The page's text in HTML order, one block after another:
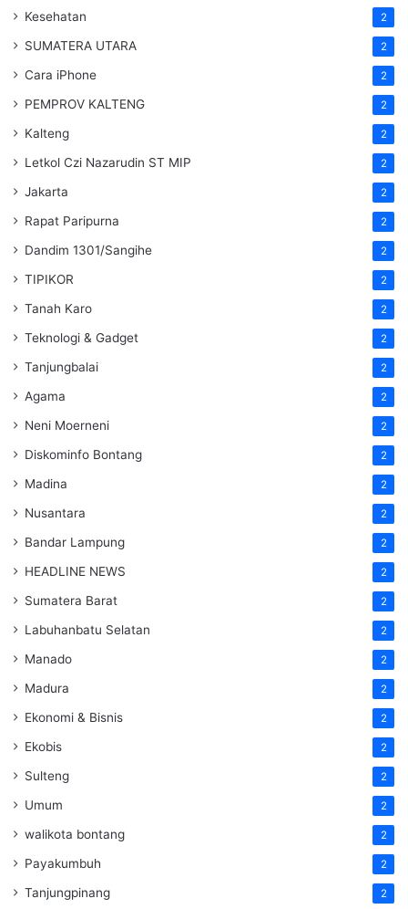
Kesehatan 2
SUMATERA UTARA 2
Cara iPhone 2
PEMPROV KALTENG 2
Kalteng 2
Letkol Czi Nazarudin ST MIP 2
Jakarta 2
Rapat Paripurna 2
Dandim 1301/Sangihe 2
TIPIKOR 2
Tanah Karo 2
Teknologi & Gadget 2
Tanjungbalai 2
Agama 2
Neni Moerneni 2
Diskominfo Bontang 2
Madina 2
Nusantara 2
Bandar Lampung 2
HEADLINE NEWS 2
Sumatera Barat 2
Labuhanbatu Selatan 2
Manado 2
Madura 2
Ekonomi & Bisnis 2
Ekobis 2
Sulteng 2
Umum 2
walikota bontang 2
Payakumbuh 2
Tanjungpinang 2